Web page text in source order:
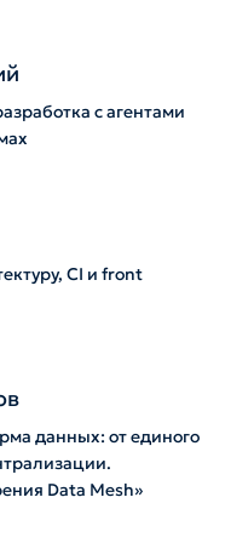
с агентами
CI и front
данных: от единого
Data Mesh»